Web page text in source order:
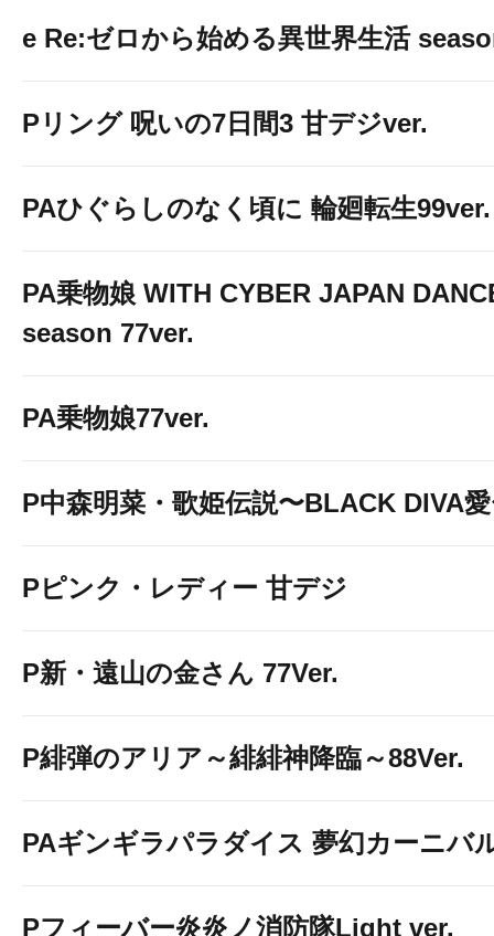
e Re:ゼロから始める異世界生活
Pリング 呪いの7日間3 甘デジver.
PAひぐらしのなく頃に 輪廻転生99ver.
PA乗物娘 WITH CYBER JAPAN
season 77ver.
PA乗物娘77ver.
P中森明菜・歌姫伝説〜BLACK DIVA
Pピンク・レディー 甘デジ
P新・遠山の金さん 77Ver.
P緋弾のアリア～緋緋神降臨～88Ver.
PAギンギラパラダイス 夢幻カーニバ
Pフィーバー炎炎ノ消防隊Light ver.